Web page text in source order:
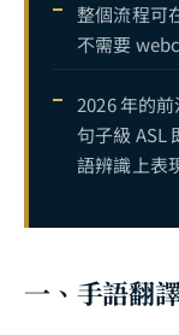
整個流程可
不需要
2026 年的
句子級 ASL
語辨識上表
一、手語翻